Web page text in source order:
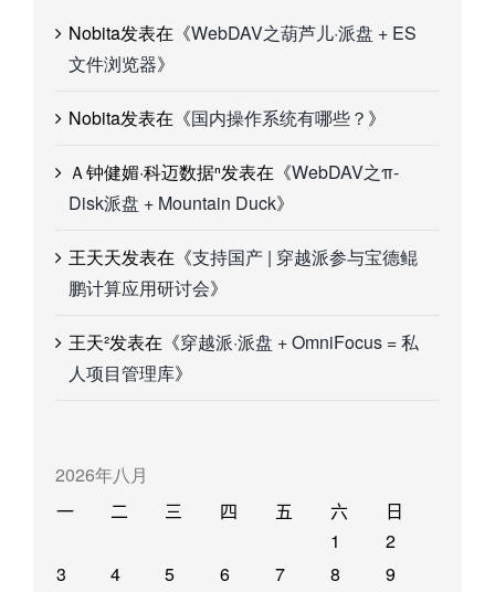
Nobita发表在《WebDAV之葫芦儿·派盘 + ES
文件浏览器》
Nobita发表在《国内操作系统有哪些？ 》
Ａ钟健媚·科迈数据ⁿ发表在《WebDAV之π-
Disk派盘 + Mountain Duck》
王天天发表在《支持国产 | 穿越派参与宝德鲲
鹏计算应用研讨会》
王天²发表在《穿越派·派盘 + OmniFocus = 私
人项目管理库》
2026年八月
一 二 三 四 五 六 日
1
2
3
4 5 6 7 8
9